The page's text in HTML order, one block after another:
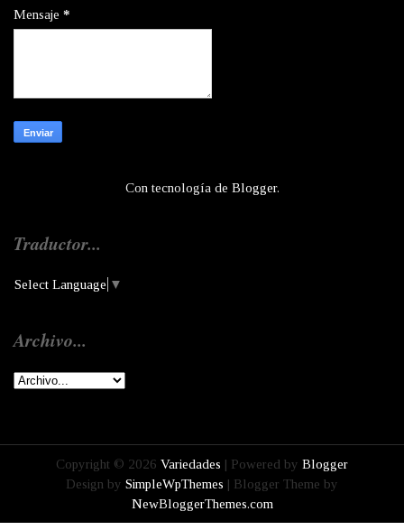
Mensaje *
Con tecnología de Blogger.
Traductor...
Select Language ▼
Archivo...
Copyright © 2026 Variedades | Powered by Blogger
Design by SimpleWpThemes | Blogger Theme by
NewBloggerThemes.com